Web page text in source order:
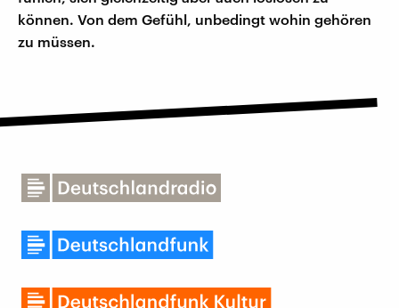
können. Von dem Gefühl, unbedingt wohin gehören
zu müssen.